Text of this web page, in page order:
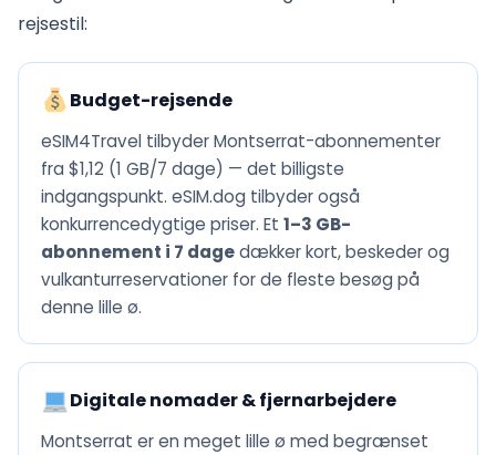
rejsestil:
Budget-rejsende
eSIM4Travel tilbyder Montserrat-abonnementer
fra $1,12 (1 GB/7 dage) — det billigste
indgangspunkt. eSIM.dog tilbyder også
konkurrencedygtige priser. Et 1–3 GB-
abonnement i 7 dagedækker kort, beskeder og
vulkanturreservationer for de fleste besøg på
denne lille ø.
Digitale nomader & fjernarbejdere
Montserrat er en meget lille ø med begrænset